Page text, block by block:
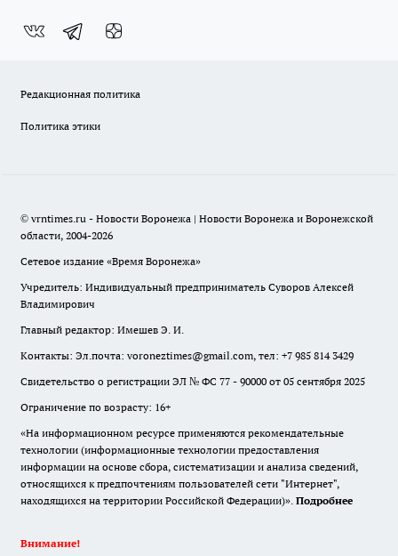
Редакционная политика
Политика этики
© vrntimes.ru - Новости Воронежа | Новости Воронежа и Воронежской
области, 2004-2026
Сетевое издание «Время Воронежа»
Учредитель: Индивидуальный предприниматель Суворов Алексей
Владимирович
Главный редактор: Имешев Э. И.
Контакты: Эл.почта: voroneztimes@gmail.com, тел: +7 985 814 3429
Свидетельство о регистрации ЭЛ № ФС 77 - 90000 от 05 сентября 2025
Ограничение по возрасту: 16+
«На информационном ресурсе применяются рекомендательные
технологии (информационные технологии предоставления
информации на основе сбора, систематизации и анализа сведений,
относящихся к предпочтениям пользователей сети "Интернет",
находящихся на территории Российской Федерации)». Подробнее
Внимание!